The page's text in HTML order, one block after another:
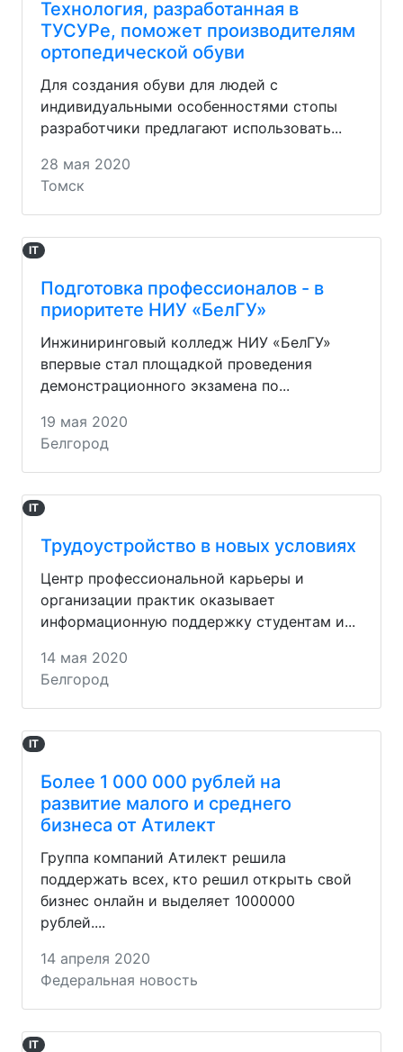
Технология, разработанная в
ТУСУРе, поможет производителям
ортопедической обуви
Для создания обуви для людей с
индивидуальными особенностями стопы
разработчики предлагают использовать...
28 мая 2020
Томск
IT
Подготовка профессионалов - в
приоритете НИУ «БелГУ»
Инжиниринговый колледж НИУ «БелГУ»
впервые стал площадкой проведения
демонстрационного экзамена по...
19 мая 2020
Белгород
IT
Трудоустройство в новых условиях
Центр профессиональной карьеры и
организации практик оказывает
информационную поддержку студентам и...
14 мая 2020
Белгород
IT
Более 1 000 000 рублей на
развитие малого и среднего
бизнеса от Атилект
Группа компаний Атилект решила
поддержать всех, кто решил открыть свой
бизнес онлайн и выделяет 1000000
рублей....
14 апреля 2020
Федеральная новость
IT